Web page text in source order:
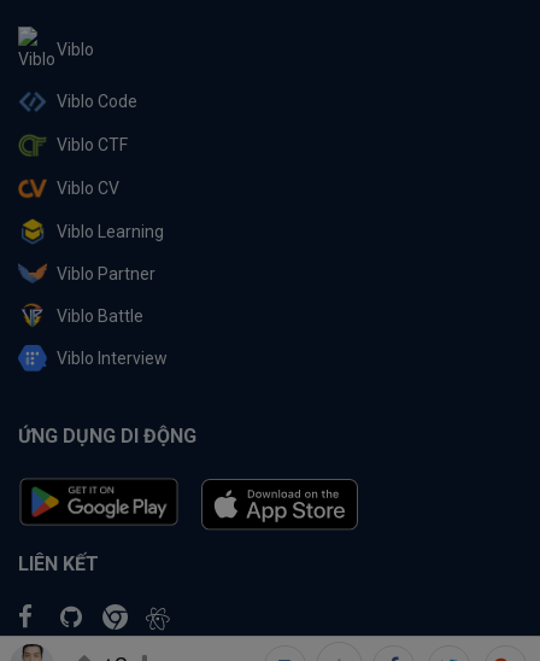
Viblo
Viblo Code
Viblo CTF
Viblo CV
Viblo Learning
Viblo Partner
Viblo Battle
Viblo Interview
ỨNG DỤNG DI ĐỘNG
LIÊN KẾT